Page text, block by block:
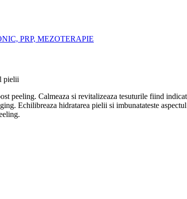
PRP, MEZOTERAPIE
pielii
peeling. Calmeaza si revitalizeaza tesuturile fiind
Echilibreaza hidratarea pielii si imbunatateste